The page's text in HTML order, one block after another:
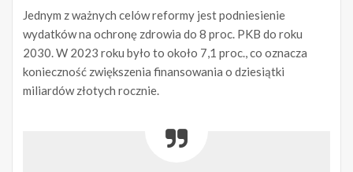
Jednym z ważnych celów reformy jest podniesienie
wydatków na ochronę zdrowia do 8 proc. PKB do roku
2030. W 2023 roku było to około 7,1 proc., co oznacza
konieczność zwiększenia finansowania o dziesiątki
miliardów złotych rocznie.